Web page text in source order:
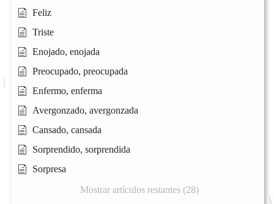
Feliz
Triste
Enojado, enojada
Preocupado, preocupada
Enfermo, enferma
Avergonzado, avergonzada
Cansado, cansada
Sorprendido, sorprendida
Sorpresa
Mostrar artículos restantes (28)